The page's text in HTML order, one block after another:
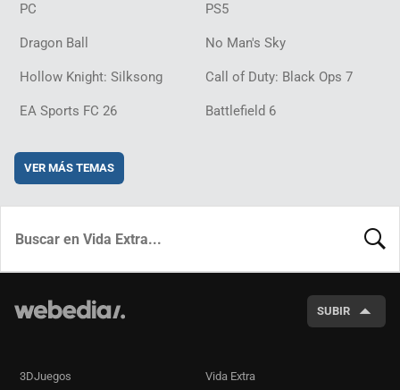
PC PS5
Dragon Ball No Man's Sky
Hollow Knight: Silksong Call of Duty: Black Ops 7
EA Sports FC 26 Battlefield 6
VER MÁS TEMAS
SUBIR
3DJuegos Vida Extra